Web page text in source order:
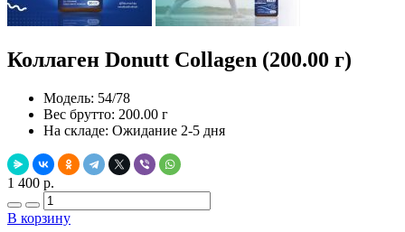
Коллаген Donutt Collagen (200.00 г)
Модель: 54/78
Вес брутто: 200.00 г
На складе: Ожидание 2-5 дня
1 400 р.
В корзину